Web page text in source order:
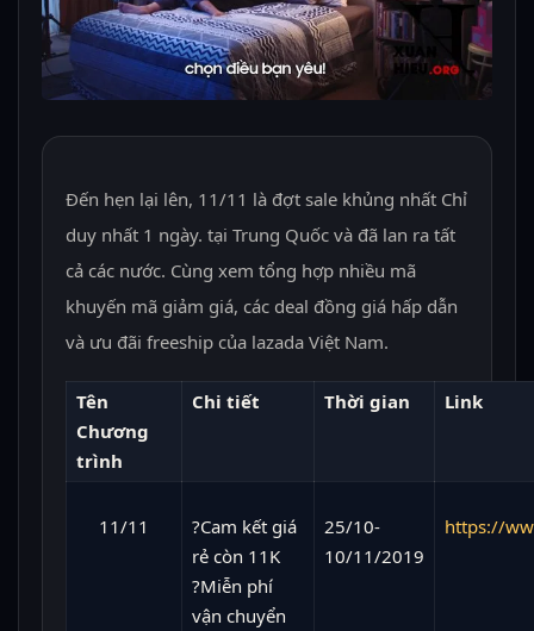
Đến hẹn lại lên, 11/11 là đợt sale khủng nhất Chỉ
duy nhất 1 ngày. tại Trung Quốc và đã lan ra tất
cả các nước. Cùng xem tổng hợp nhiều mã
khuyến mã giảm giá, các deal đồng giá hấp dẫn
và ưu đãi freeship của lazada Việt Nam.
Tên
Chương
trình
Chi tiết Thời gian Link
11/11
?Cam kết giá
rẻ còn 11K
?Miễn phí
vận chuyển
25/10-
10/11/2019
https://